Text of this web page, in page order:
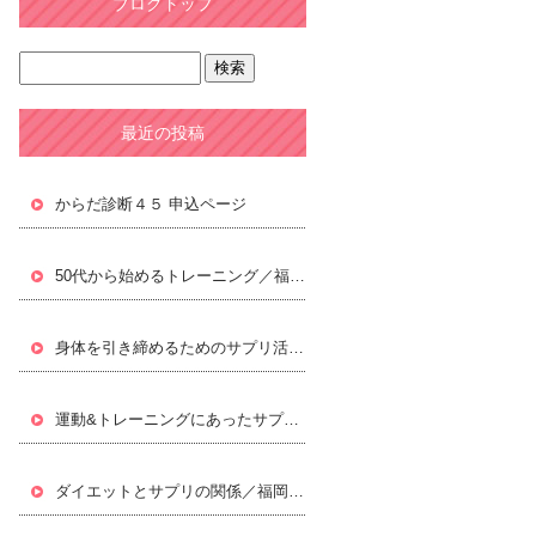
最近の投稿
からだ診断４５ 申込ページ
50代から始めるトレーニング／福岡パーソナルトレーニングジムLifxc[ライフィクス]
身体を引き締めるためのサプリ活用／福岡パーソナルトレーニングジムLifxc[ライフィクス]
運動&トレーニングにあったサプリ／福岡パーソナルトレーニングジムLifxc[ライフィクス]
ダイエットとサプリの関係／福岡パーソナルトレーニングジムLifxc[ライフィクス]